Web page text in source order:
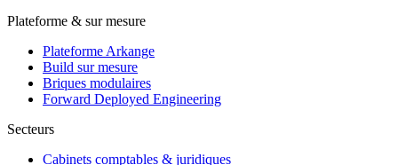
Plateforme & sur mesure
Plateforme Arkange
Build sur mesure
Briques modulaires
Forward Deployed Engineering
Secteurs
Cabinets comptables & juridiques